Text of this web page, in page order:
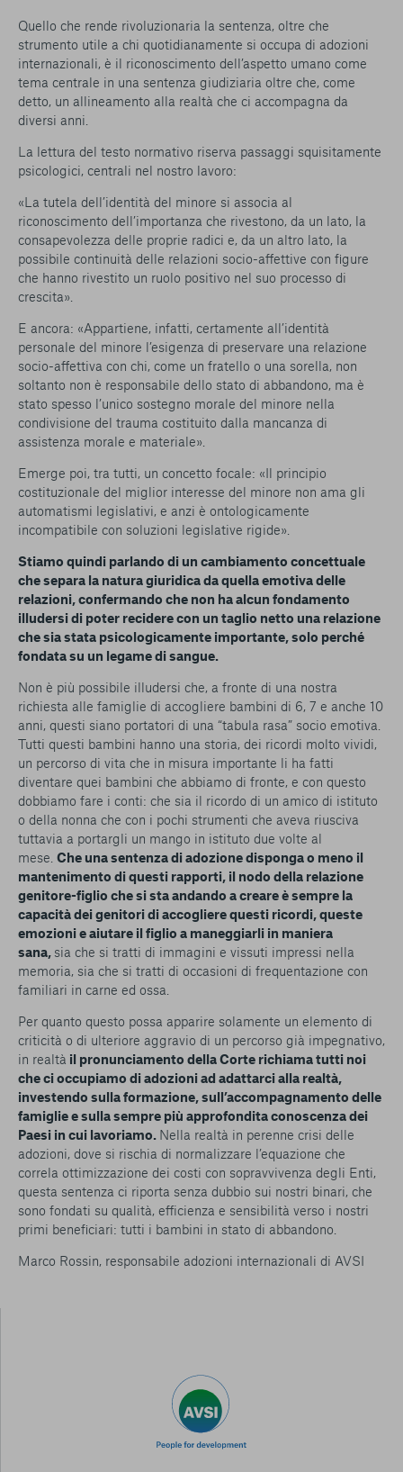
Quello che rende rivoluzionaria la sentenza, oltre che
strumento utile a chi quotidianamente si occupa di adozioni
internazionali, è il riconoscimento dell’aspetto umano come
tema centrale in una sentenza giudiziaria oltre che, come
detto, un allineamento alla realtà che ci accompagna da
diversi anni.
La lettura del testo normativo riserva passaggi squisitamente
psicologici, centrali nel nostro lavoro:
«La tutela dell’identità del minore si associa al
riconoscimento dell’importanza che rivestono, da un lato, la
consapevolezza delle proprie radici e, da un altro lato, la
possibile continuità delle relazioni socio-affettive con figure
che hanno rivestito un ruolo positivo nel suo processo di
crescita».
E ancora: «Appartiene, infatti, certamente all’identità
personale del minore l’esigenza di preservare una relazione
socio-affettiva con chi, come un fratello o una sorella, non
soltanto non è responsabile dello stato di abbandono, ma è
stato spesso l’unico sostegno morale del minore nella
condivisione del trauma costituito dalla mancanza di
assistenza morale e materiale».
Emerge poi, tra tutti, un concetto focale: «Il principio
costituzionale del miglior interesse del minore non ama gli
automatismi legislativi, e anzi è ontologicamente
incompatibile con soluzioni legislative rigide».
Stiamo quindi parlando di un cambiamento concettuale
che separa la natura giuridica da quella emotiva delle
relazioni, confermando che non ha alcun fondamento
illudersi di poter recidere con un taglio netto una relazione
che sia stata psicologicamente importante, solo perché
fondata su un legame di sangue.
Non è più possibile illudersi che, a fronte di una nostra
richiesta alle famiglie di accogliere bambini di 6, 7 e anche 10
anni, questi siano portatori di una “tabula rasa” socio emotiva.
Tutti questi bambini hanno una storia, dei ricordi molto vividi,
un percorso di vita che in misura importante li ha fatti
diventare quei bambini che abbiamo di fronte, e con questo
dobbiamo fare i conti: che sia il ricordo di un amico di istituto
o della nonna che con i pochi strumenti che aveva riusciva
tuttavia a portargli un mango in istituto due volte al
mese. Che una sentenza di adozione disponga o meno il
mantenimento di questi rapporti, il nodo della relazione
genitore-figlio che si sta andando a creare è sempre la
capacità dei genitori di accogliere questi ricordi, queste
emozioni e aiutare il figlio a maneggiarli in maniera
sana, sia che si tratti di immagini e vissuti impressi nella
memoria, sia che si tratti di occasioni di frequentazione con
familiari in carne ed ossa.
Per quanto questo possa apparire solamente un elemento di
criticità o di ulteriore aggravio di un percorso già impegnativo,
in realtà il pronunciamento della Corte richiama tutti noi
che ci occupiamo di adozioni ad adattarci alla realtà,
investendo sulla formazione, sull’accompagnamento delle
famiglie e sulla sempre più approfondita conoscenza dei
Paesi in cui lavoriamo. Nella realtà in perenne crisi delle
adozioni, dove si rischia di normalizzare l’equazione che
correla ottimizzazione dei costi con sopravvivenza degli Enti,
questa sentenza ci riporta senza dubbio sui nostri binari, che
sono fondati su qualità, efficienza e sensibilità verso i nostri
primi beneficiari: tutti i bambini in stato di abbandono.
Marco Rossin, responsabile adozioni internazionali di AVSI